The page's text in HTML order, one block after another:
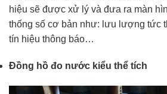
hiệu sẽ được xử lý và đưa ra màn
thống số cơ bản như: lưu lượng tức
tín hiệu thông báo…
Đồng hồ đo nước kiểu thể tích